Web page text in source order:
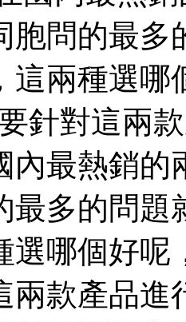
胞問的最多
這兩種選哪
針對這兩
內最熱銷的
最多的問
選哪個好呢
兩款產品進